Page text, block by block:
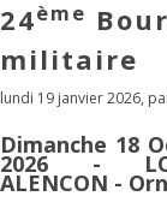
24ème
militaire
lundi 19 janvier 2026,
Dimanche 18
2026 -
ALENCON -